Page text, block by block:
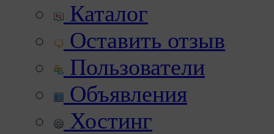
Каталог
Оставить отзыв
Пользователи
Объявления
Хостинг